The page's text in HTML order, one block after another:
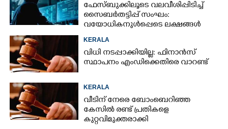
ഫേസ്ബുക്കിലൂടെ വലവീശിപ്പിടിച്ച്
സൈബർതട്ടിപ്പ് സംഘം:
വയോധികനുൾപ്പെടെ ലക്ഷങ്ങൾ
KERALA
വിധി നടപ്പാക്കിയില്ല: ഫിനാൻസ്
സ്ഥാപനം എംഡിക്കെതിരെ വാറണ്ട്
KERALA
വീടിന് നേരെ ബോംബെറിഞ്ഞ
കേസിൽ രണ്ട് പ്രതികളെ
കുറ്റവിമുക്തരാക്കി